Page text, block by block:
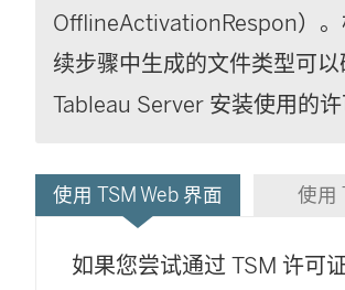
OfflineActivationRespon）
续步骤中生成的文件类型可以
Tableau Server 安装使用的许
使用 TSM Web 界面 使用
如果您尝试通过 TSM 许可